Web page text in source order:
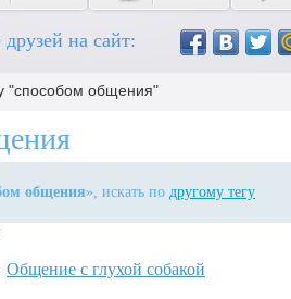
на сайт:
"способом общения"
общения», искать по другому тегу
Общение с глухой собакой